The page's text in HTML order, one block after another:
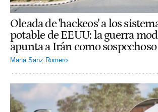
Oleada de 'hackeos' a los
potable de EEUU: la guerra
apunta a Irán como sospechoso
Marta Sanz Romero